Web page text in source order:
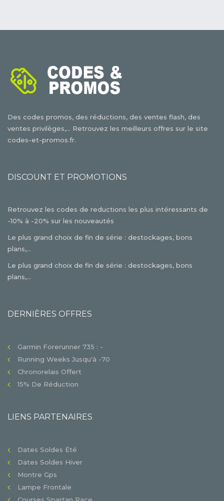
Des codes promos, des réductions, des ventes flash, des
ventes privilèges,... Retrouvez les meilleurs offres sur le site
codes-et-promos.fr.
DISCOUNT ET PROMOTIONS
Retrouvez les codes de reductions les plus intéressants de
-10% à -20% sur les nouveautés
Le plus grand choix de fin de série : destockages, bons
plans,...
Le plus grand choix de fin de série : destockages, bons
plans,...
DERNIÈRES OFFRES
Garmin Forerunner 735 : -
Running Weeks Jusqu'à -70
Chronorelais Offert
15% De Réduction
LIENS PARTENAIRES
Dates Soldes Été
Dates Soldes Hiver
Montre Gps
Lampe Frontale
Courses Spartan Race